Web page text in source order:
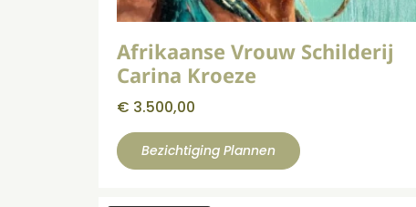
Afrikaanse Vrouw Schilderij
Carina Kroeze
€ 3.500,00
Bezichtiging Plannen